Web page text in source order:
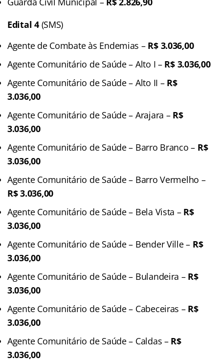
Edital 4(SMS)
Agente de Combate às Endemias – R$ 3.036,00
Agente Comunitário de Saúde – Alto I – R$ 3.036,00
Agente Comunitário de Saúde – Alto II – R$
3.036,00
Agente Comunitário de Saúde – Arajara – R$
3.036,00
Agente Comunitário de Saúde – Barro Branco – R$
3.036,00
Agente Comunitário de Saúde – Barro Vermelho –
R$ 3.036,00
Agente Comunitário de Saúde – Bela Vista – R$
3.036,00
Agente Comunitário de Saúde – Bender Ville – R$
3.036,00
Agente Comunitário de Saúde – Bulandeira – R$
3.036,00
Agente Comunitário de Saúde – Cabeceiras – R$
3.036,00
Agente Comunitário de Saúde – Caldas – R$
3.036,00